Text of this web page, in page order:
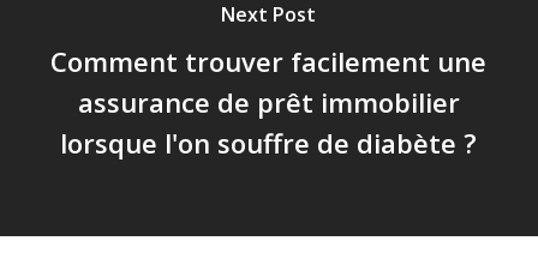
Next Post
Comment trouver facilement une
assurance de prêt immobilier
lorsque l'on souffre de diabète ?